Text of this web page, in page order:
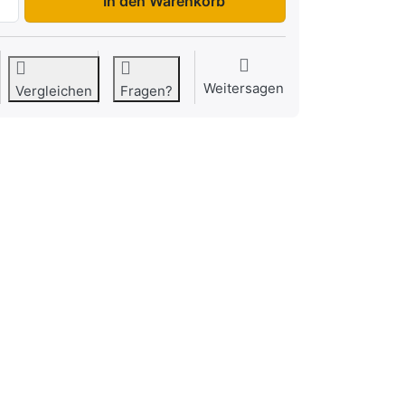
Vergleichen Fragen? Weitersagen